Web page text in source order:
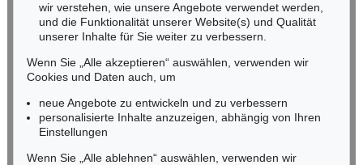
Auktion 523 - Lot 361
Meerweibchen, 1891
Ergebnis:€ 137.500
NORDDEUTSCHLAND
Nico Kassel, M.A.
Tel.: +49 (0)89 55244-164
Mobil: +49 (0)171 8618661
n.kassel@kettererkunst.de
Keine Auktion mehr verpassen!
Wir informieren Sie rechtzeitig.
wir verstehen, wie unsere Angebote verwendet werden,
und die Funktionalität unserer Website(s) und Qualität
unserer Inhalte für Sie weiter zu verbessern.
Wenn Sie „Alle akzeptieren“ auswählen, verwenden wir
Cookies und Daten auch, um
neue Angebote zu entwickeln und zu verbessern
personalisierte Inhalte anzuzeigen, abhängig von Ihren
Einstellungen
Wenn Sie „Alle ablehnen“ auswählen, verwenden wir